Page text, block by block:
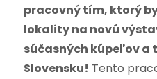
pracovný tím, ktorý
lokality na novú
súčasných kúpeľov a
Slovensku! Tento